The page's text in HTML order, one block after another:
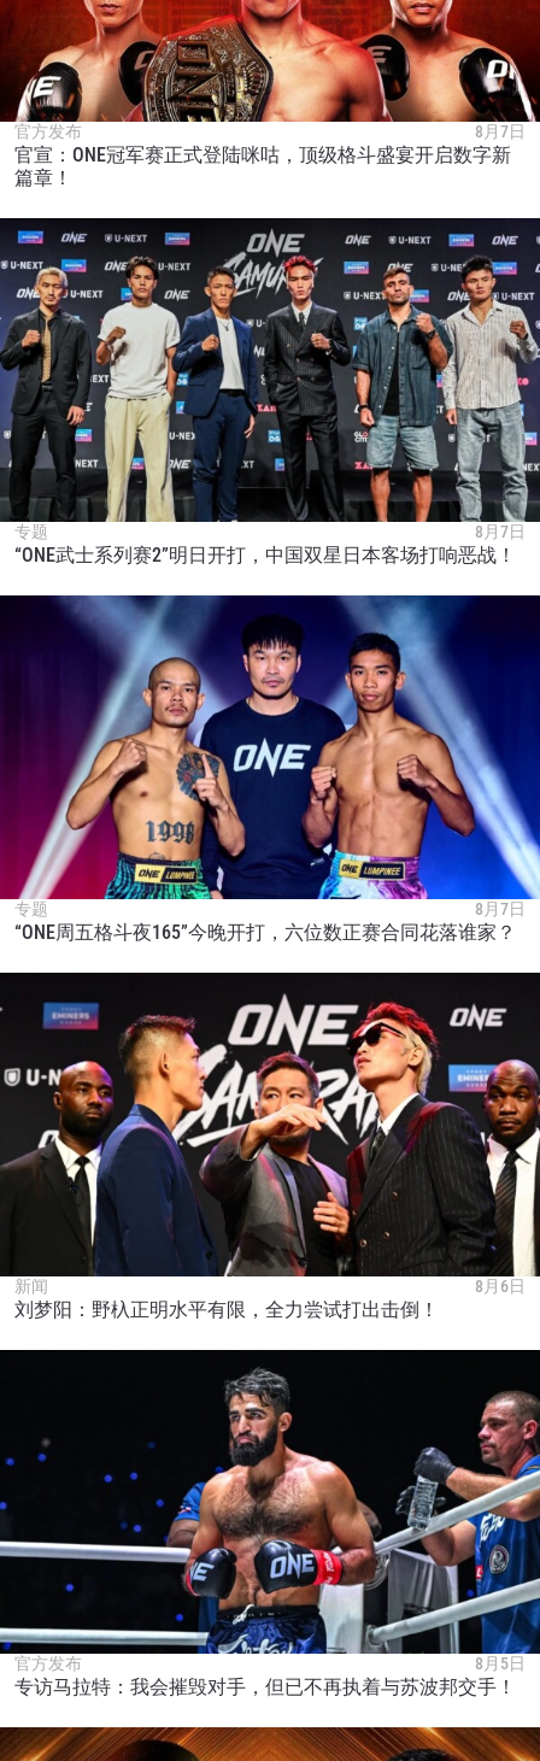
官方发布 8月7日
官宣：ONE冠军赛正式登陆咪咕，顶级格斗盛宴开启数字新
篇章！
专题 8月7日
“ONE武士系列赛2”明日开打，中国双星日本客场打响恶战！
专题 8月7日
“ONE周五格斗夜165”今晚开打，六位数正赛合同花落谁家？
新闻 8月6日
刘梦阳：野杁正明水平有限，全力尝试打出击倒！
官方发布 8月5日
专访马拉特：我会摧毁对手，但已不再执着与苏波邦交手！
对手
赛事
查看集锦
浏览了解更多
在任何地域观看ONE冠军赛，现在注册获得权限了
解最新资讯、解锁特别福利以及优先机遇获得直播
场次的最佳座位！
邮箱
名字
的隐私政策，我们将收集、使用和披露您的信息。
您可以随时取消订阅这些信息。